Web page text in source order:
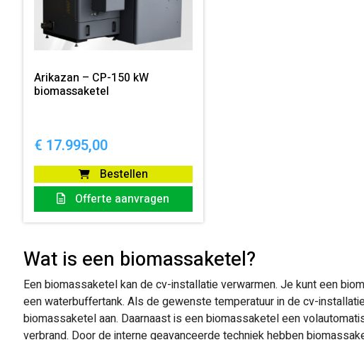
Arikazan – CP-150 kW
biomassaketel
€ 17.995,00
Bestellen
Offerte aanvragen
Wat is een biomassaketel?
Een biomassaketel kan de cv-installatie verwarmen. Je kunt een
een waterbuffertank. Als de gewenste temperatuur in de cv-
biomassaketel aan. Daarnaast is een biomassaketel een
verbrand. Door de interne geavanceerde techniek hebben